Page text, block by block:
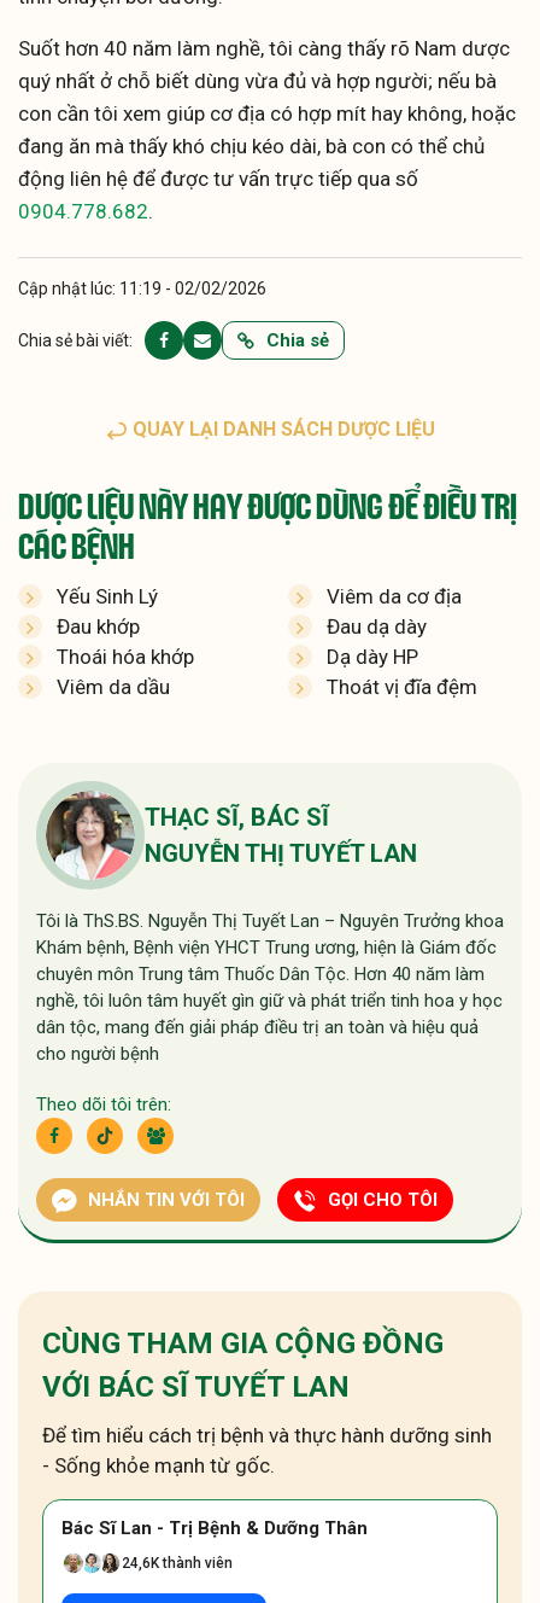
Suốt hơn 40 năm làm nghề, tôi càng thấy rõ Nam dược
quý nhất ở chỗ biết dùng vừa đủ và hợp người; nếu bà
con cần tôi xem giúp cơ địa có hợp mít hay không, hoặc
đang ăn mà thấy khó chịu kéo dài, bà con có thể chủ
động liên hệ để được tư vấn trực tiếp qua số
0904.778.682.
Cập nhật lúc: 11:19 - 02/02/2026
Chia sẻ bài viết: Chia sẻ
QUAY LẠI DANH SÁCH DƯỢC LIỆU
DƯỢC LIỆU NÀY HAY ĐƯỢC DÙNG ĐỂ ĐIỀU TRỊ
CÁC BỆNH
Yếu Sinh Lý
Viêm da cơ địa
Đau khớp
Đau dạ dày
Thoái hóa khớp
Dạ dày HP
Viêm da dầu
Thoát vị đĩa đệm
THẠC SĨ, BÁC SĨ
NGUYỄN THỊ TUYẾT LAN
Tôi là ThS.BS. Nguyễn Thị Tuyết Lan – Nguyên Trưởng khoa
Khám bệnh, Bệnh viện YHCT Trung ương, hiện là Giám đốc
chuyên môn Trung tâm Thuốc Dân Tộc. Hơn 40 năm làm
nghề, tôi luôn tâm huyết gìn giữ và phát triển tinh hoa y học
dân tộc, mang đến giải pháp điều trị an toàn và hiệu quả
cho người bệnh
Theo dõi tôi trên:
NHẮN TIN VỚI TÔI GỌI CHO TÔI
CÙNG THAM GIA CỘNG ĐỒNG
VỚI BÁC SĨ TUYẾT LAN
Để tìm hiểu cách trị bệnh và thực hành dưỡng sinh
- Sống khỏe mạnh từ gốc.
Bác Sĩ Lan - Trị Bệnh & Dưỡng Thân
24,6K thành viên